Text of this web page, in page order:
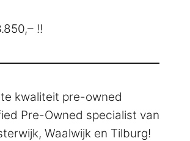
!!
kwaliteit pre-owned
Pre-Owned specialist van
Waalwijk en Tilburg!